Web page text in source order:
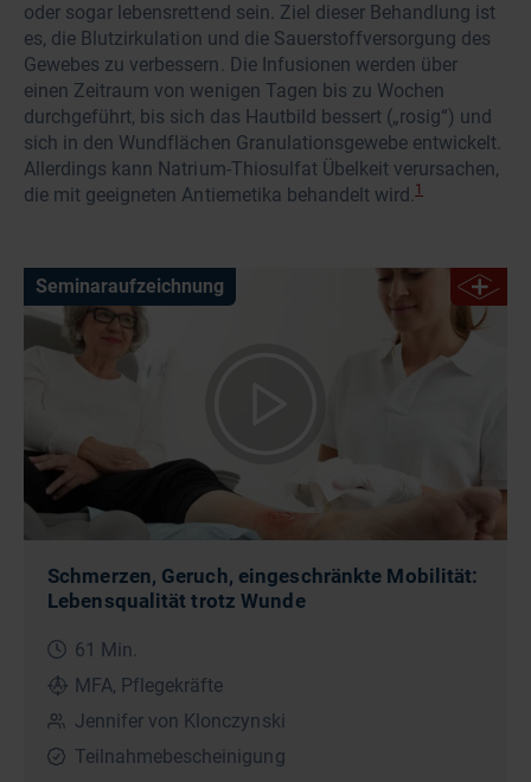
oder sogar lebensrettend sein. Ziel dieser Behandlung ist
es, die Blutzirkulation und die Sauerstoffversorgung des
Gewebes zu verbessern. Die Infusionen werden über
einen Zeitraum von wenigen Tagen bis zu Wochen
durchgeführt, bis sich das Hautbild bessert („rosig“) und
sich in den Wundflächen Granulationsgewebe entwickelt.
Allerdings kann Natrium-Thiosulfat Übelkeit verursachen,
die mit geeigneten Antiemetika behandelt wird.1
Schmerzen, Geruch, eingeschränkte Mobilität:
Lebensqualität trotz Wunde
61 Min.
MFA, Pflegekräfte
Jennifer von Klonczynski
Teilnahmebescheinigung
Seminaraufzeichnung